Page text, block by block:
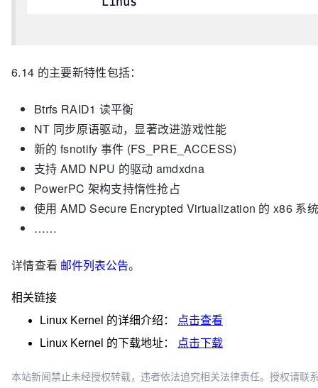
6.14 的主要新特性包括：
Btrfs RAID1 读平衡
NT 同步原语驱动，显著改进游戏性能
新的 fsnotify 事件 (FS_PRE_ACCESS)
支持 AMD NPU 的驱动 amdxdna
PowerPC 架构支持惰性抢占
使用 AMD Secure Encrypted Virtualization 的 x86 系
……
详情查看 邮件列表公告。
相关链接
Linux Kernel 的详细介绍：
点击查看
Linux Kernel 的下载地址： 点击下载
本站新闻禁止未经授权转载，违者依法追究相关法律责任。授权请联